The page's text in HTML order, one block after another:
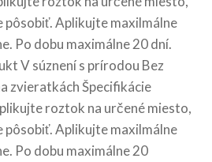
pôsobiť. Aplikujte maxilmálne
Po dobu maximálne 20 dní.
V súznení s prírodou Bez
zvieratkách Špecifikácie
roztok na určené miesto,
pôsobiť. Aplikujte maxilmálne
Po dobu maximálne 20